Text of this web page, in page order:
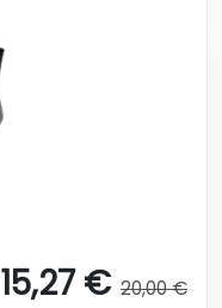
15,27 € 20,00 €